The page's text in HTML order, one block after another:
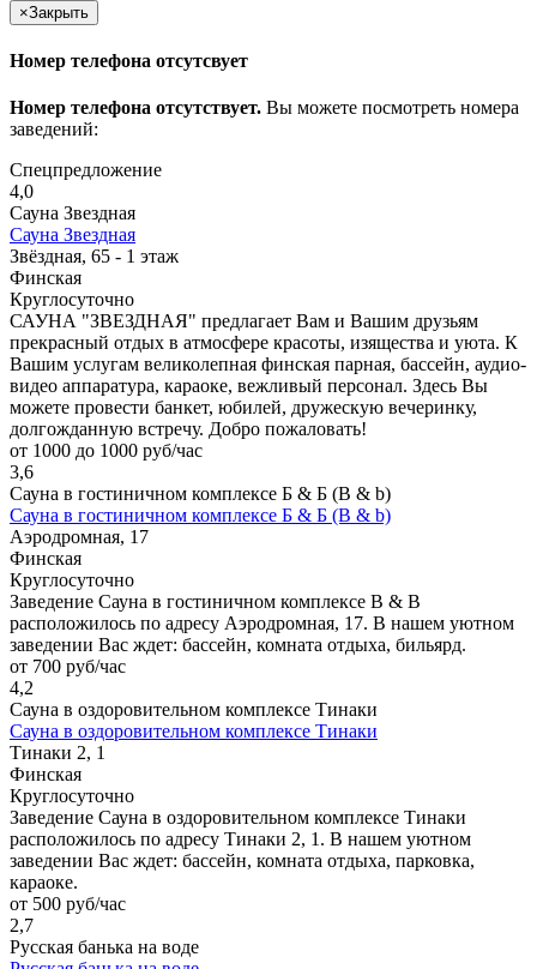
×Закрыть
Номер телефона отсутсвует
Номер телефона отсутствует. Вы можете посмотреть номера
заведений:
Спецпредложение
4,0
Сауна Звездная
Сауна Звездная
Звёздная, 65 - 1 этаж
Финская
Круглосуточно
САУНА "ЗВЕЗДНАЯ" предлагает Вам и Вашим друзьям
прекрасный отдых в атмосфере красоты, изящества и уюта. К
Вашим услугам великолепная финская парная, бассейн, аудио-
видео аппаратура, караоке, вежливый персонал. Здесь Вы
можете провести банкет, юбилей, дружескую вечеринку,
долгожданную встречу. Добро пожаловать!
от 1000 до 1000 руб/час
3,6
Сауна в гостиничном комплексе Б & Б (B & b)
Сауна в гостиничном комплексе Б & Б (B & b)
Аэродромная, 17
Финская
Круглосуточно
Заведение Сауна в гостиничном комплексе B & B
расположилось по адресу Аэродромная, 17. В нашем уютном
заведении Вас ждет: бассейн, комната отдыха, бильярд.
от 700 руб/час
4,2
Сауна в оздоровительном комплексе Тинаки
Сауна в оздоровительном комплексе Тинаки
Тинаки 2, 1
Финская
Круглосуточно
Заведение Сауна в оздоровительном комплексе Тинаки
расположилось по адресу Тинаки 2, 1. В нашем уютном
заведении Вас ждет: бассейн, комната отдыха, парковка,
караоке.
от 500 руб/час
2,7
Русская банька на воде